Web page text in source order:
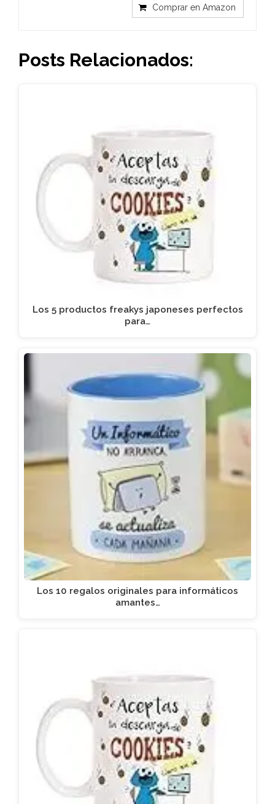
Comprar en Amazon
Posts Relacionados:
Los 5 productos freakys japoneses perfectos
para…
Los 10 regalos originales para informáticos
amantes…